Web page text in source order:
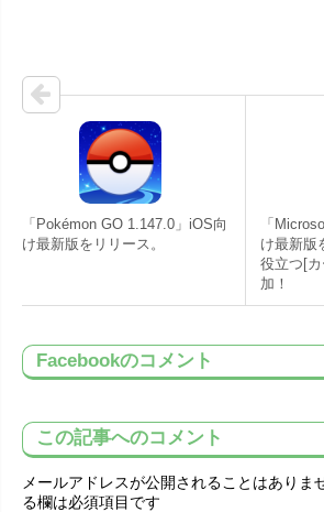
「Pokémon GO 1.147.0」iOS向
け最新版をリリース。
「
け最新版
役立つ[
加！
Facebookのコメント
この記事へのコメント
メールアドレスが公開されることはありま
る欄は必須項目です